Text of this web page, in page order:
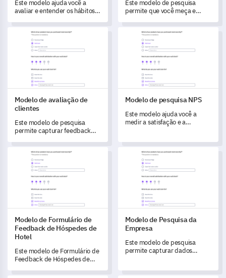
Este modelo ajuda você a
avaliar e entender os hábitos e
consumo de álcool.
Este modelo de pesquisa
permite que você meça e
organização dentro da
indústria, desbloqueando
oportunidades de crescimento
e melhoria.
Modelo de avaliação de clientes
Modelo de avaliação de
clientes
Este modelo de pesquisa
permite capturar feedback
as experiências dos seus
clientes.
Modelo de pesquisa NPS
Modelo de pesquisa NPS
Este modelo ajuda você a
medir a satisfação e a
Modelo de Formulário de Feedback de Hóspedes de Hotel
Modelo de Formulário de
Feedback de Hóspedes de
Hotel
Este modelo de Formulário de
Feedback de Hóspedes de
de forma abrangente a
Modelo de Pesquisa da
Modelo de Pesquisa da
Empresa
Este modelo de pesquisa
permite capturar dados
acionáveis dos stakeholders.